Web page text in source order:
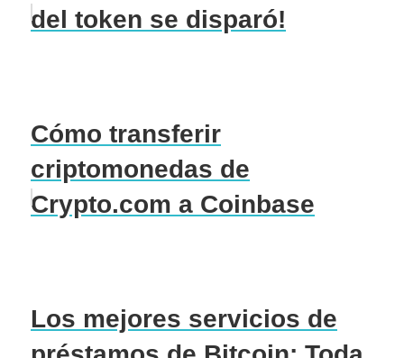
del token se disparó!
Cómo transferir
criptomonedas de
Crypto.com a Coinbase
Los mejores servicios de